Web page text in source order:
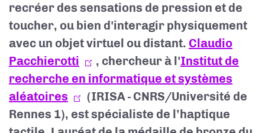
recréer des sensations de pression et de
toucher, ou bien d'interagir physiquement
avec un objet virtuel ou distant. Claudio
Pacchierotti
, chercheur à l'Institut de
recherche en informatique et systèmes
aléatoires
(IRISA - CNRS/Université de
Rennes 1), est spécialiste de l’haptique